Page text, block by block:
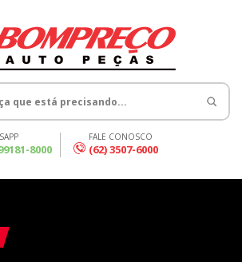
8000
FALE CONOSCO
(62) 3507-6000